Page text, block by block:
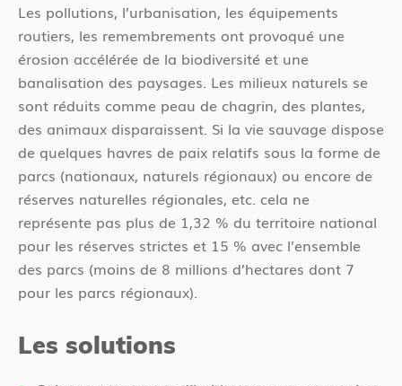
Les pollutions, l’urbanisation, les équipements
routiers, les remembrements ont provoqué une
érosion accélérée de la biodiversité et une
banalisation des paysages. Les milieux naturels se
sont réduits comme peau de chagrin, des plantes,
des animaux disparaissent. Si la vie sauvage dispose
de quelques havres de paix relatifs sous la forme de
parcs (nationaux, naturels régionaux) ou encore de
réserves naturelles régionales, etc. cela ne
représente pas plus de 1,32 % du territoire national
pour les réserves strictes et 15 % avec l’ensemble
des parcs (moins de 8 millions d’hectares dont 7
pour les parcs régionaux).
Les solutions